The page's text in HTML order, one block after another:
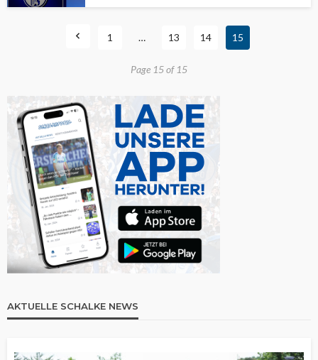
1 … 13 14 15
Page 15 of 15
AKTUELLE SCHALKE NEWS